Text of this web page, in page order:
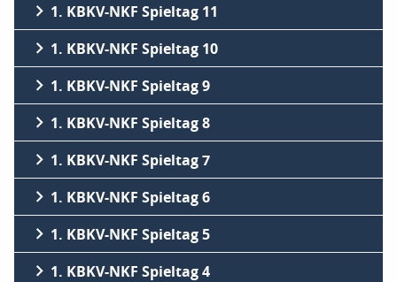
1. KBKV-NKF Spieltag 11
1. KBKV-NKF Spieltag 10
1. KBKV-NKF Spieltag 9
1. KBKV-NKF Spieltag 8
1. KBKV-NKF Spieltag 7
1. KBKV-NKF Spieltag 6
1. KBKV-NKF Spieltag 5
1. KBKV-NKF Spieltag 4